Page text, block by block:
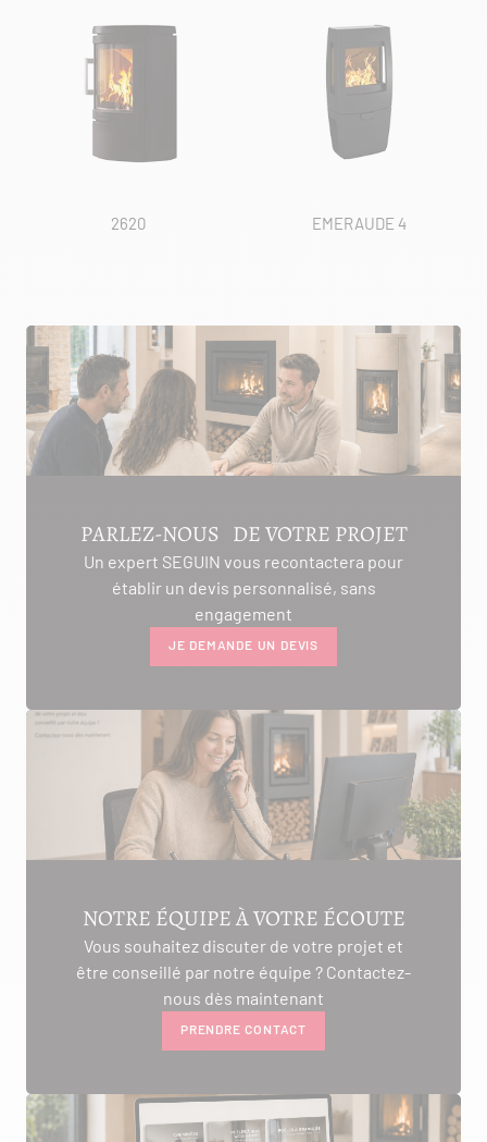
2620 EMERAUDE 4
PARLEZ-NOUS DE VOTRE PROJET
Un expert SEGUIN vous recontactera pour
établir un devis personnalisé, sans
engagement
JE DEMANDE UN DEVIS
NOTRE ÉQUIPE À VOTRE ÉCOUTE
Vous souhaitez discuter de votre projet et
être conseillé par notre équipe ? Contactez-
nous dès maintenant
PRENDRE CONTACT